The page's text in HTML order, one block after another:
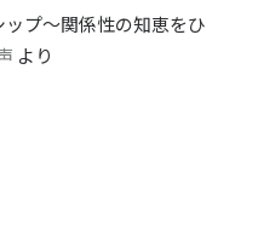
プ〜関係性の知恵をひ
より